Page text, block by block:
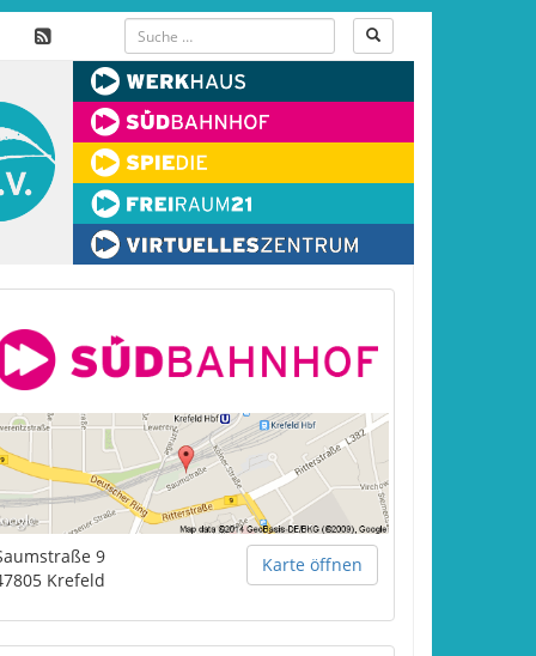
Karte öffnen
9
Krefeld